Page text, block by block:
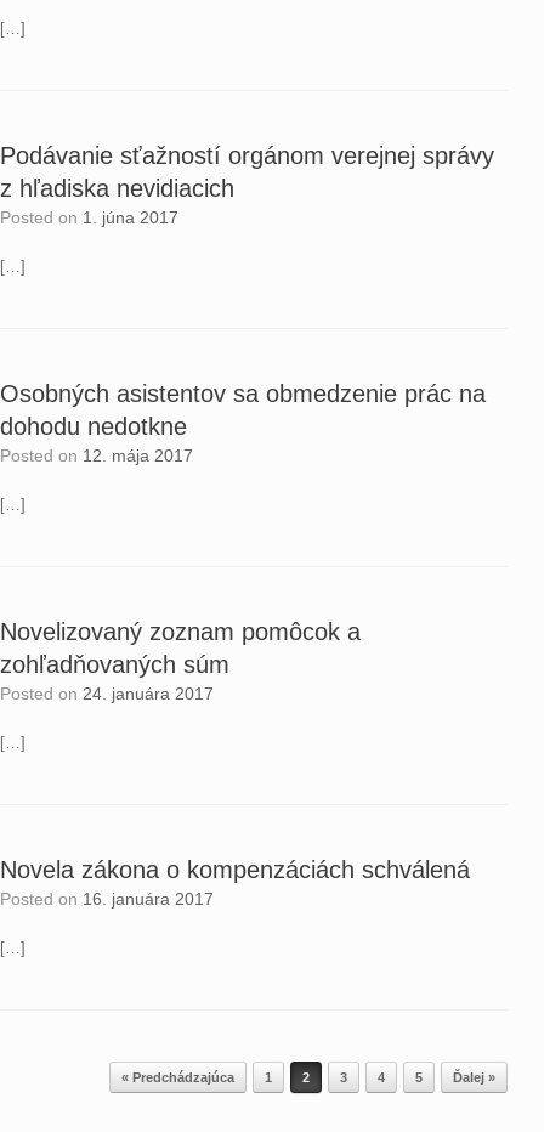
[…]
Podávanie sťažností orgánom verejnej správy
z hľadiska nevidiacich
Posted on 1. júna 2017
[…]
Osobných asistentov sa obmedzenie prác na
dohodu nedotkne
Posted on 12. mája 2017
[…]
Novelizovaný zoznam pomôcok a
zohľadňovaných súm
Posted on 24. januára 2017
[…]
Novela zákona o kompenzáciách schválená
Posted on 16. januára 2017
[…]
« Predchádzajúca 1 2 3 4 5 Ďalej »